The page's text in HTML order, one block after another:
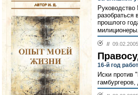
разобраться
прошлого
// 09.02.2005
16-й год
Иски против